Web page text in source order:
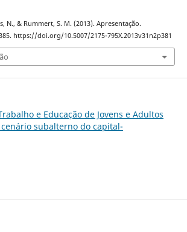
N., & Rummert, S. M. (2013). Apresentação.
https://doi.org/10.5007/2175-795X.2013v31n2p381
e Educação de Jovens e Adultos
subalterno do capital-